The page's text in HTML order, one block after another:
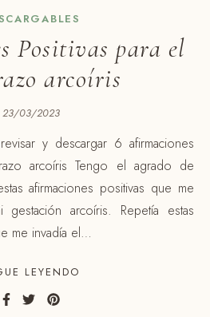
Positivas para el
arcoíris
23/03/2023
arcoíris Tengo el agrado de
afirmaciones positivas que me
arcoíris. Repetía estas
me invadía el…
LEYENDO